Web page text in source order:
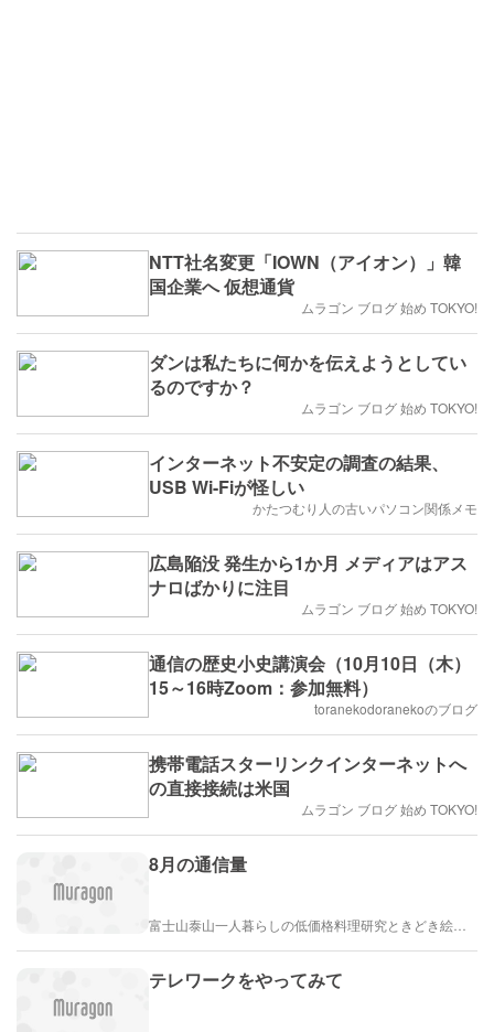
NTT社名変更「IOWN（アイオン）」韓
国企業へ 仮想通貨
ムラゴン ブログ 始め TOKYO!
ダンは私たちに何かを伝えようとしてい
るのですか？
ムラゴン ブログ 始め TOKYO!
インターネット不安定の調査の結果、
USB Wi-Fiが怪しい
かたつむり人の古いパソコン関係メモ
広島陥没 発生から1か月 メディアはアス
ナロばかりに注目
ムラゴン ブログ 始め TOKYO!
通信の歴史小史講演会（10月10日（木）
15～16時Zoom：参加無料）
toranekodoranekoのブログ
携帯電話スターリンクインターネットへ
の直接接続は米国
ムラゴン ブログ 始め TOKYO!
8月の通信量
テレワークをやってみて